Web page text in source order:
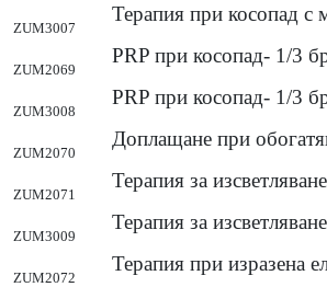
ZUM3007
Терапия при косопад с
ZUM2069
PRP при косопад- 1/3
ZUM3008
PRP при косопад- 1/3
ZUM2070
Доплащане при
ZUM2071
Терапия за
ZUM3009
Терапия за
ZUM2072
Терапия при изразена